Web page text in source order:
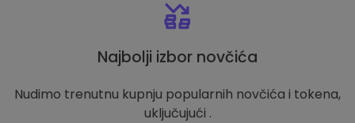
Najbolji izbor novčića
Nudimo trenutnu kupnju popularnih novčića i tokena,
uključujući .